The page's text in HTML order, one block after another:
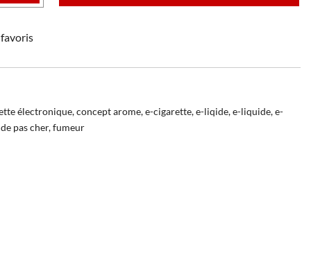
électronique,concept arome,e-cigarette,e-liqide,e-liquide,e-
pas cher,fumeur